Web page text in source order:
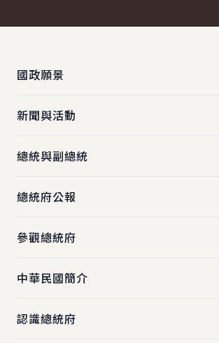
國政願景
新聞與活動
總統與副總統
總統府公報
參觀總統府
中華民國簡介
認識總統府